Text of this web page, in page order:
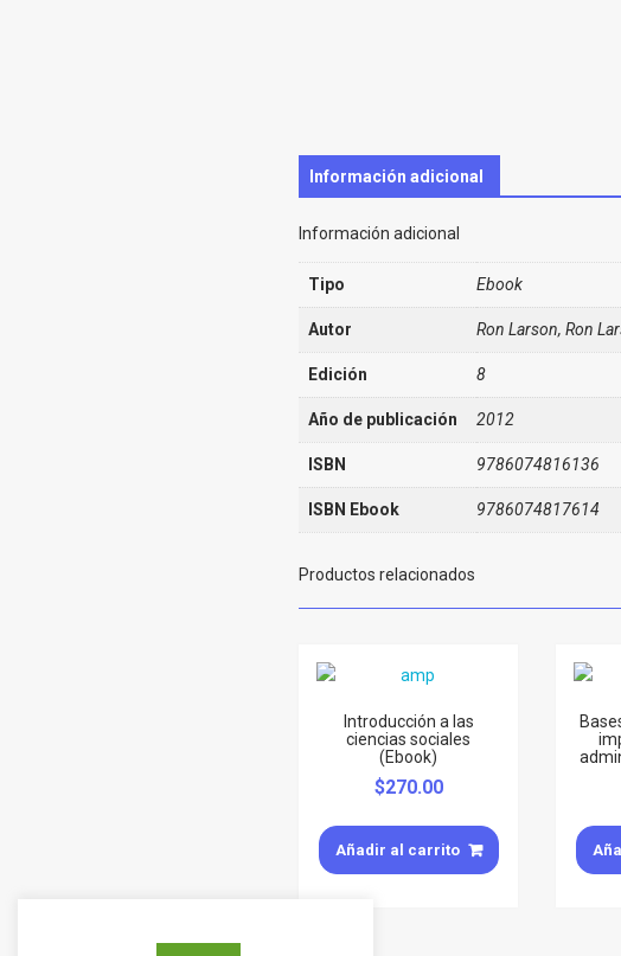
Información adicional
Información adicional
Tipo Ebook
Autor Ron Larson, Ron
Edición 8
Año de publicación 2012
ISBN 9786074816136
ISBN Ebook 9786074817614
Productos relacionados
Introducción a las
ciencias sociales
(Ebook)
$270.00
Añadir al carrito